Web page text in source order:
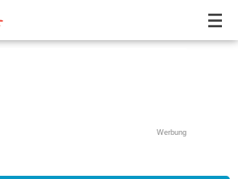
Werbung